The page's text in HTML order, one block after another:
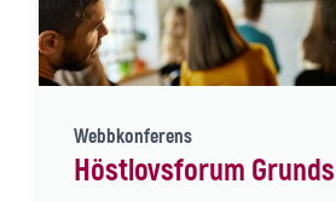
Webbkonferens
Höstlovsforum